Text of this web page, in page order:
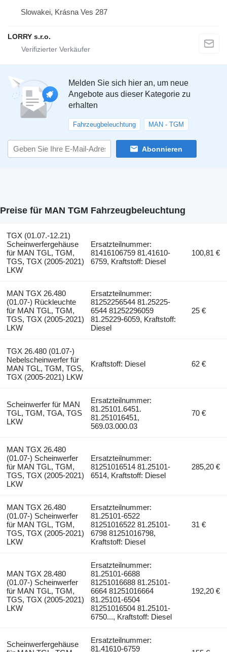
Slowakei, Krásna Ves 287
LORRY s.r.o.
Melden Sie sich hier an, um neue
Angebote aus dieser Kategorie zu
erhalten
Fahrzeugbeleuchtung MAN - TGM
Abonnieren
Preise für MAN TGM Fahrzeugbeleuchtung
TGX (01.07.-12.21)
Scheinwerfergehäuse
für MAN TGL, TGM,
TGS, TGX (2005-2021)
LKW
Ersatzteilnummer:
81416106759 81.41610-
6759, Kraftstoff: Diesel
100,81 €
MAN TGX 26.480
(01.07-) Rückleuchte
für MAN TGL, TGM,
TGS, TGX (2005-2021)
LKW
Ersatzteilnummer:
81252256544 81.25225-
6544 81252296059
81.25229-6059, Kraftstoff:
Diesel
25 €
TGX 26.480 (01.07-)
Nebelscheinwerfer für
MAN TGL, TGM, TGS,
TGX (2005-2021) LKW
Kraftstoff: Diesel 62 €
Scheinwerfer für MAN
TGL, TGM, TGA, TGS
LKW
Ersatzteilnummer:
81.25101.6451.
81.251016451,
569.03.000.03
70 €
MAN TGX 26.480
(01.07-) Scheinwerfer
für MAN TGL, TGM,
TGS, TGX (2005-2021)
LKW
Ersatzteilnummer:
81251016514 81.25101-
6514, Kraftstoff: Diesel
285,20 €
MAN TGX 26.480
(01.07-) Scheinwerfer
für MAN TGL, TGM,
TGS, TGX (2005-2021)
LKW
Ersatzteilnummer:
81.25101-6522
81251016522 81.25101-
6798 81251016798,
Kraftstoff: Diesel
31 €
MAN TGX 28.480
(01.07-) Scheinwerfer
für MAN TGL, TGM,
TGS, TGX (2005-2021)
LKW
Ersatzteilnummer:
81.25101-6688
81251016688 81.25101-
6664 81251016664
81.25101-6504
81251016504 81.25101-
6750..., Kraftstoff: Diesel
192,20 €
Scheinwerfergehäuse
Ersatzteilnummer:
81.41610-6759